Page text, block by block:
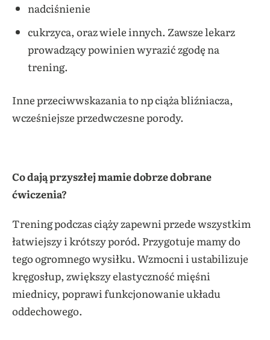
nadciśnienie
cukrzyca, oraz wiele innych. Zawsze lekarz
prowadzący powinien wyrazić zgodę na
trening.
Inne przeciwwskazania to np ciąża bliźniacza,
wcześniejsze przedwczesne porody.
Co dają przyszłej mamie dobrze dobrane
ćwiczenia?
Trening podczas ciąży zapewni przede wszystkim
łatwiejszy i krótszy poród. Przygotuje mamy do
tego ogromnego wysiłku. Wzmocni i ustabilizuje
kręgosłup, zwiększy elastyczność mięśni
miednicy, poprawi funkcjonowanie układu
oddechowego.